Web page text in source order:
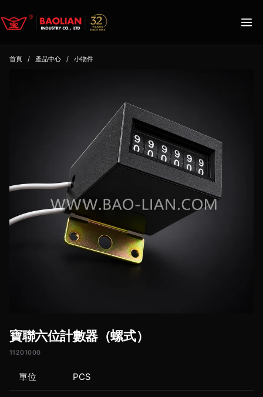
首頁 / 產品中心 / 小物件
寶聯六位計數器（螺式）
11201000
單位 PCS